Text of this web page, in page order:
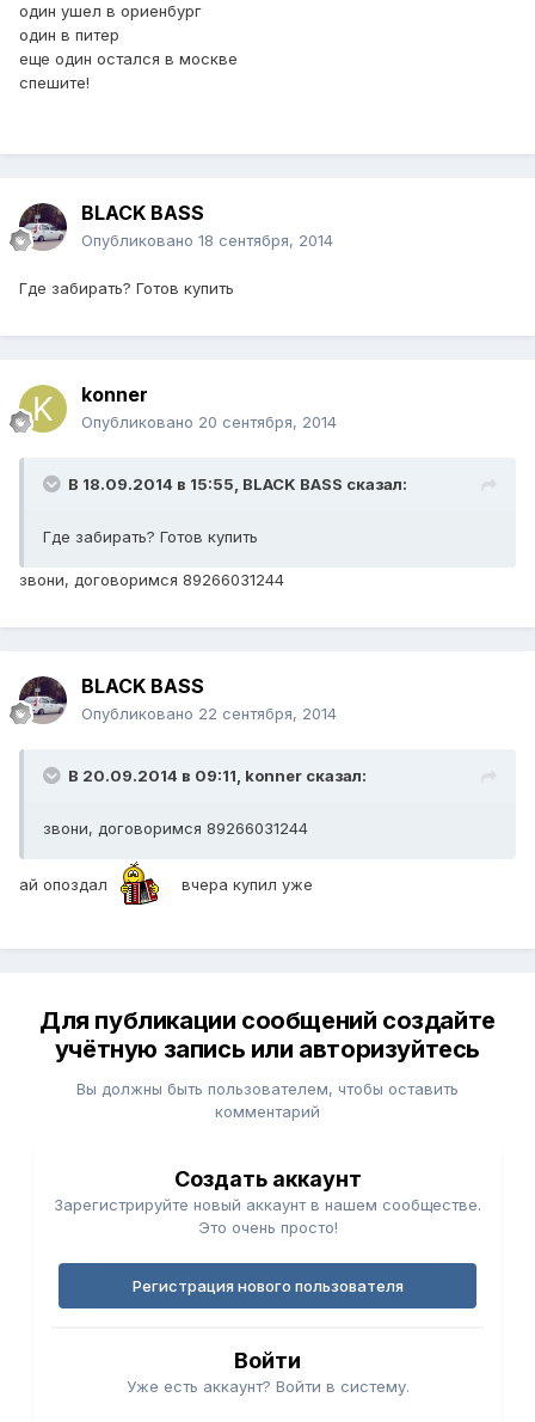
один ушел в ориенбург
один в питер
еще один остался в москве
спешите!
BLACK BASS
Опубликовано 18 сентября, 2014
Где забирать? Готов купить
konner
Опубликовано 20 сентября, 2014
В 18.09.2014 в 15:55, BLACK BASS сказал:
Где забирать? Готов купить
звони, договоримся 89266031244
BLACK BASS
Опубликовано 22 сентября, 2014
В 20.09.2014 в 09:11, konner сказал:
звони, договоримся 89266031244
ай опоздал вчера купил уже
Для публикации сообщений создайте
учётную запись или авторизуйтесь
Вы должны быть пользователем, чтобы оставить
комментарий
Создать аккаунт
Зарегистрируйте новый аккаунт в нашем сообществе.
Это очень просто!
Регистрация нового пользователя
Войти
Уже есть аккаунт? Войти в систему.